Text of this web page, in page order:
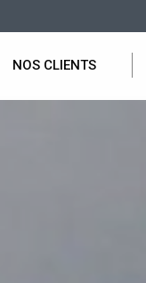
NOS CLIENTS